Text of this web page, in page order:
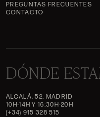
PREGUNTAS FRECUENTES
CONTACTO
DÓNDE
ALCALÁ, 52. MADRID
10H-14H Y 16:30H-20H
(+34) 915 328 515